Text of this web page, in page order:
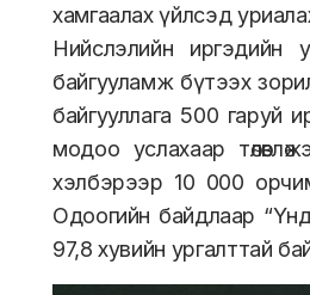
хамгаалах үйлсэд
Нийслэлийн иргэдийн
байгууламж бүтээх
байгууллага 500 гаруй
модоо услахаар
хэлбэрээр 10 000
Одоогийн байдлаар
97,8 хувийн ургалттай